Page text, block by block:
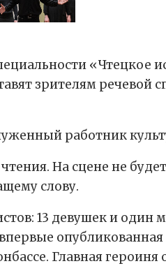
«Чтецкое
зрителям речевой
работник
На сцене не
слову.
13 девушек и один
опубликованная
Главная